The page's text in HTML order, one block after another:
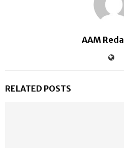
AAM
RELATED POSTS